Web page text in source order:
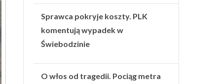
Sprawca pokryje koszty. PLK
komentują wypadek w
Świebodzinie
O włos od tragedii. Pociąg metra